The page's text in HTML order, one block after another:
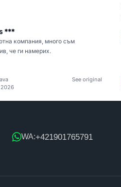
***
компания, много съм
че ги намерих.
See original
WA:+421901765791